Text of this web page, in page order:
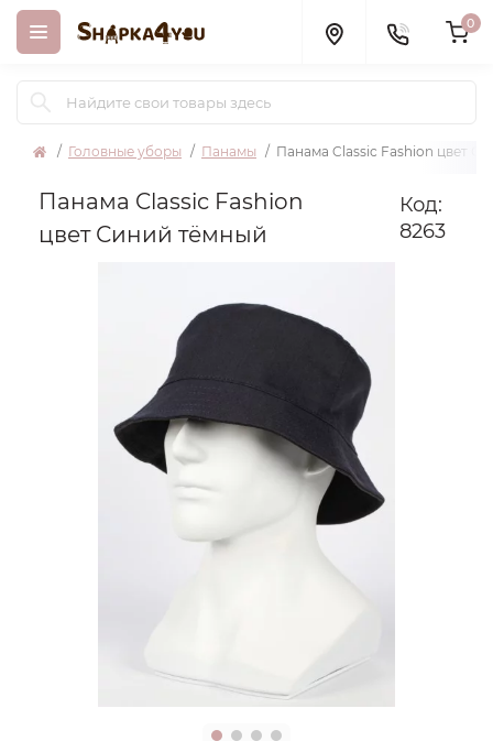
0
Головные уборы Панамы Панама Classic Fashion цвет
Панама Classic Fashion
цвет Синий тёмный
Код:
8263